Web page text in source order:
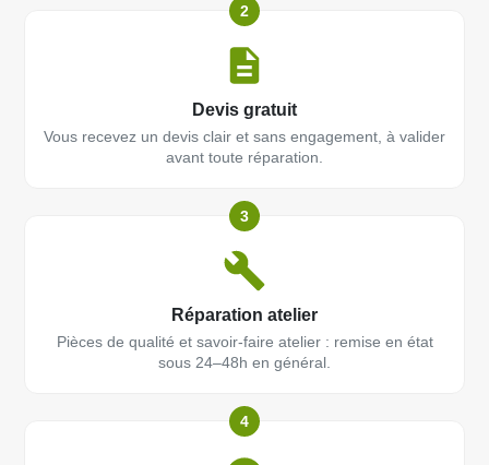
2
Devis gratuit
Vous recevez un devis clair et sans engagement, à valider
avant toute réparation.
3
Réparation atelier
Pièces de qualité et savoir-faire atelier : remise en état
sous 24–48h en général.
4